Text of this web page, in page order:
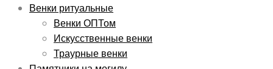
Венки ритуальные
Венки ОПТом
Искусственные венки
Траурные венки